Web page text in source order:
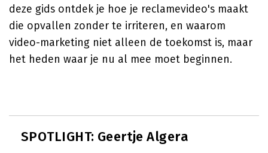
deze gids ontdek je hoe je reclamevideo's maakt
die opvallen zonder te irriteren, en waarom
video-marketing niet alleen de toekomst is, maar
het heden waar je nu al mee moet beginnen.
SPOTLIGHT: Geertje Algera